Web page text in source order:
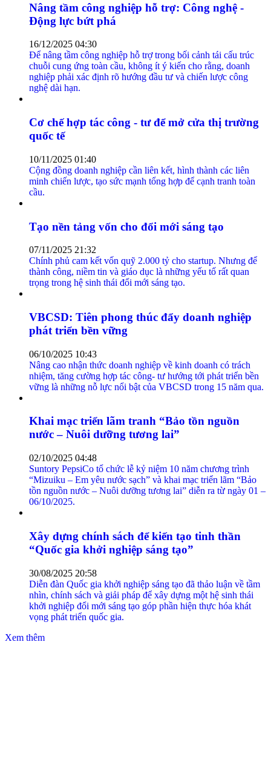
Nâng tầm công nghiệp hỗ trợ: Công nghệ -
Động lực bứt phá
16/12/2025 04:30
Để nâng tầm công nghiệp hỗ trợ trong bối cảnh tái cấu trúc
chuỗi cung ứng toàn cầu, không ít ý kiến cho rằng, doanh
nghiệp phải xác định rõ hướng đầu tư và chiến lược công
nghệ dài hạn.
Cơ chế hợp tác công - tư để mở cửa thị trường
quốc tế
10/11/2025 01:40
Cộng đồng doanh nghiệp cần liên kết, hình thành các liên
minh chiến lược, tạo sức mạnh tổng hợp để cạnh tranh toàn
cầu.
Tạo nền tảng vốn cho đổi mới sáng tạo
07/11/2025 21:32
Chính phủ cam kết vốn quỹ 2.000 tỷ cho startup. Nhưng để
thành công, niềm tin và giáo dục là những yếu tố rất quan
trọng trong hệ sinh thái đổi mới sáng tạo.
VBCSD: Tiên phong thúc đẩy doanh nghiệp
phát triển bền vững
06/10/2025 10:43
Nâng cao nhận thức doanh nghiệp về kinh doanh có trách
nhiệm, tăng cường hợp tác công- tư hướng tới phát triển bền
vững là những nỗ lực nổi bật của VBCSD trong 15 năm qua.
Khai mạc triển lãm tranh “Bảo tồn nguồn
nước – Nuôi dưỡng tương lai”
02/10/2025 04:48
Suntory PepsiCo tổ chức lễ kỷ niệm 10 năm chương trình
“Mizuiku – Em yêu nước sạch” và khai mạc triển lãm “Bảo
tồn nguồn nước – Nuôi dưỡng tương lai” diễn ra từ ngày 01 –
06/10/2025.
Xây dựng chính sách để kiến tạo tinh thần
“Quốc gia khởi nghiệp sáng tạo”
30/08/2025 20:58
Diễn đàn Quốc gia khởi nghiệp sáng tạo đã thảo luận về tầm
nhìn, chính sách và giải pháp để xây dựng một hệ sinh thái
khởi nghiệp đổi mới sáng tạo góp phần hiện thực hóa khát
vọng phát triển quốc gia.
Xem thêm